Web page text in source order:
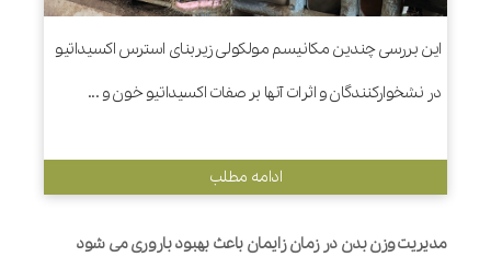
این بررسی چندین مکانیسم مولکولی زیربنای استرس اکسیداتیو
در نشخوارکنندگان و اثرات آنها بر صفات اکسیداتیو خون و ...
ادامه مطلب
مدیریت وزن بدن در زمان زایمان باعث بهبود باروری می شود